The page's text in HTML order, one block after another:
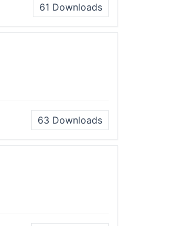
61 Downloads
63 Downloads